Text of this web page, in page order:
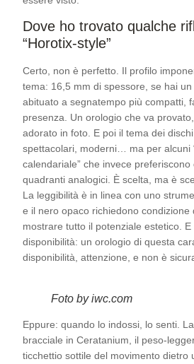
Dove ho trovato qualche
“Horotix-style”
Certo, non è perfetto. Il profilo
tema: 16,5 mm di spessore, se hai
abituato a segnatempo più compatti,
presenza. Un orologio che va
adorato in foto. E poi il tema dei
spettacolari, moderni… ma per alcuni
calendariale” che invece
quadranti analogici. È scelta, ma è
La leggibilità è in linea con uno
e il nero opaco richiedono condizione
mostrare tutto il potenziale estetico.
disponibilità: un orologio di questa
disponibilità, attenzione, e non è
Foto by iwc.com
Eppure: quando lo indossi, lo senti.
bracciale in Ceratanium, il peso-
ticchettio sottile del movimento dietro